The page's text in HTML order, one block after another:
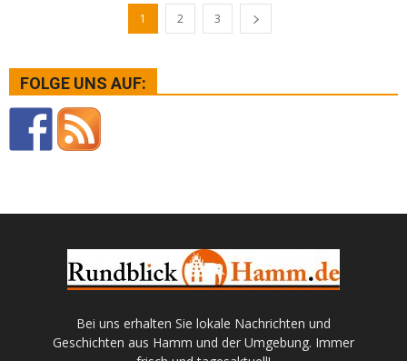
1 2 3
FOLGE UNS AUF:
Bei uns erhalten Sie lokale Nachrichten und
Geschichten aus Hamm und der Umgebung. Immer